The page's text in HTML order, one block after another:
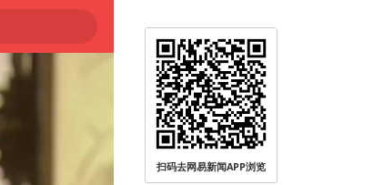
扫码去网易新闻APP浏览